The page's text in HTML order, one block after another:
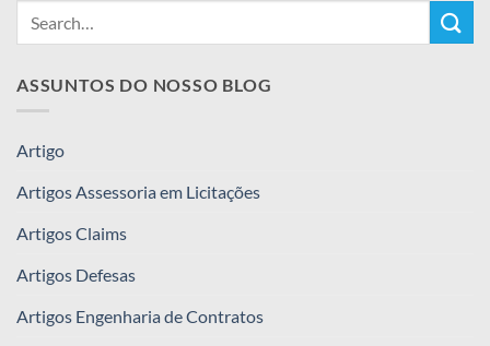
ASSUNTOS DO NOSSO BLOG
Artigo
Artigos Assessoria em Licitações
Artigos Claims
Artigos Defesas
Artigos Engenharia de Contratos